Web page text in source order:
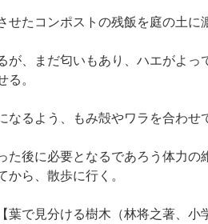
せたコンポストの残飯を庭の土に
が、まだ匂いもあり、ハエがよっ
る。
なるよう、もみ殻やワラを合わせ
た後に必要となるであろう体力の
から、散歩に行く。
葉で見分ける樹木（林将之著、小